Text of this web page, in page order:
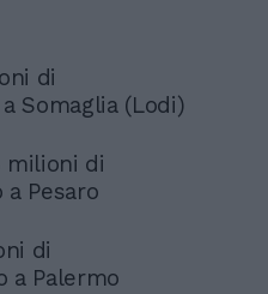
di
Somaglia (Lodi)
milioni di
Pesaro
di
a Palermo